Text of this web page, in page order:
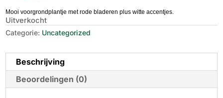
Mooi voorgrondplantje met rode bladeren plus witte accentjes.
Uitverkocht
Categorie: Uncategorized
Beschrijving
Beoordelingen (0)